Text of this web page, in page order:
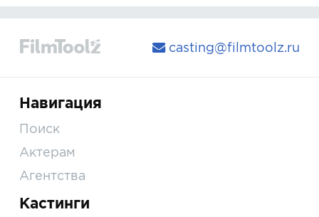
casting@filmtoolz.ru
Навигация
Поиск
Актерам
Агентства
Кастинги